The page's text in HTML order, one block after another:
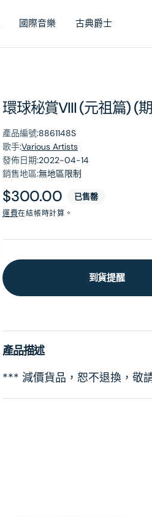
國際音樂 古典爵士
環球秘賞VIII (元祖篇) (
產品編號:8861148S
歌手:Various Artists
發佈日期:2022-04-14
銷售地區:無地區限制
原
價
$300.00 已售罄
運費在結帳時計算。
到貨提醒
產品描述
*** 減價貨品，恕不退換，敬